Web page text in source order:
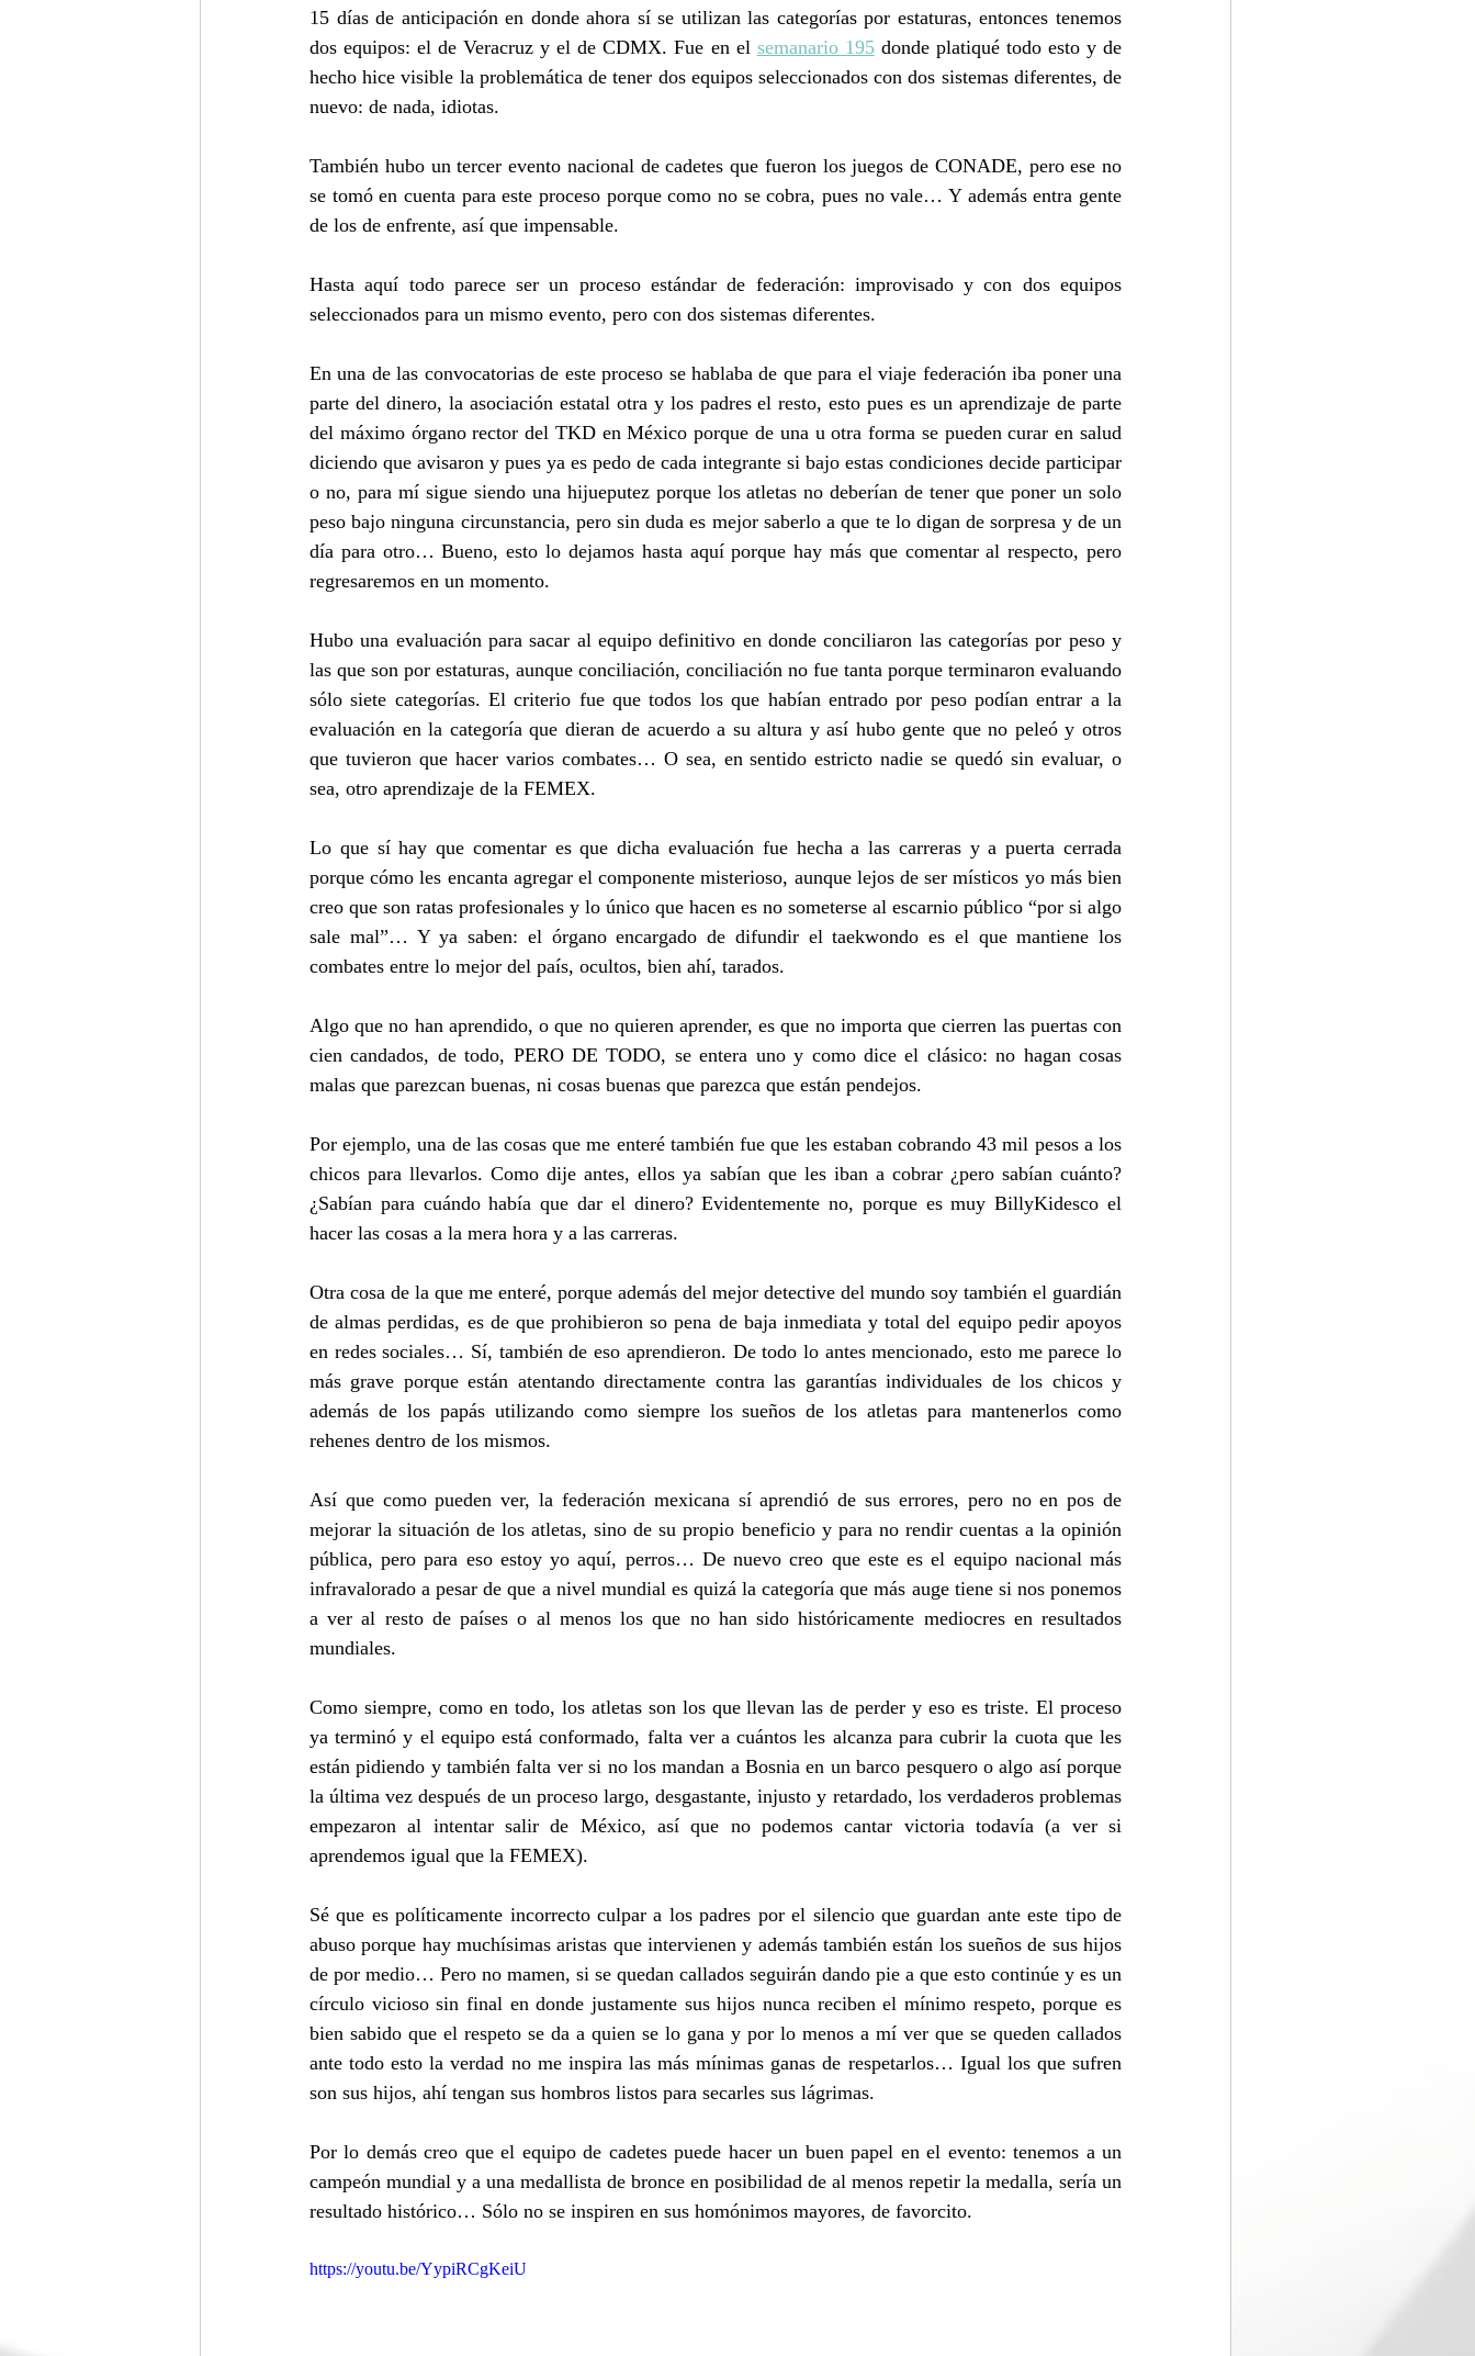
15 días de anticipación en donde ahora sí se utilizan las categorías por estaturas, entonces tenemos
dos equipos: el de Veracruz y el de CDMX. Fue en el semanario 195 donde platiqué todo esto y de
hecho hice visible la problemática de tener dos equipos seleccionados con dos sistemas diferentes, de
nuevo: de nada, idiotas.
También hubo un tercer evento nacional de cadetes que fueron los juegos de CONADE, pero ese no
se tomó en cuenta para este proceso porque como no se cobra, pues no vale… Y además entra gente
de los de enfrente, así que impensable.
Hasta aquí todo parece ser un proceso estándar de federación: improvisado y con dos equipos
seleccionados para un mismo evento, pero con dos sistemas diferentes.
En una de las convocatorias de este proceso se hablaba de que para el viaje federación iba poner una
parte del dinero, la asociación estatal otra y los padres el resto, esto pues es un aprendizaje de parte
del máximo órgano rector del TKD en México porque de una u otra forma se pueden curar en salud
diciendo que avisaron y pues ya es pedo de cada integrante si bajo estas condiciones decide participar
o no, para mí sigue siendo una hijueputez porque los atletas no deberían de tener que poner un solo
peso bajo ninguna circunstancia, pero sin duda es mejor saberlo a que te lo digan de sorpresa y de un
día para otro… Bueno, esto lo dejamos hasta aquí porque hay más que comentar al respecto, pero
regresaremos en un momento.
Hubo una evaluación para sacar al equipo definitivo en donde conciliaron las categorías por peso y
las que son por estaturas, aunque conciliación, conciliación no fue tanta porque terminaron evaluando
sólo siete categorías. El criterio fue que todos los que habían entrado por peso podían entrar a la
evaluación en la categoría que dieran de acuerdo a su altura y así hubo gente que no peleó y otros
que tuvieron que hacer varios combates… O sea, en sentido estricto nadie se quedó sin evaluar, o
sea, otro aprendizaje de la FEMEX.
Lo que sí hay que comentar es que dicha evaluación fue hecha a las carreras y a puerta cerrada
porque cómo les encanta agregar el componente misterioso, aunque lejos de ser místicos yo más bien
creo que son ratas profesionales y lo único que hacen es no someterse al escarnio público “por si algo
sale mal”… Y ya saben: el órgano encargado de difundir el taekwondo es el que mantiene los
combates entre lo mejor del país, ocultos, bien ahí, tarados.
Algo que no han aprendido, o que no quieren aprender, es que no importa que cierren las puertas con
cien candados, de todo, PERO DE TODO, se entera uno y como dice el clásico: no hagan cosas
malas que parezcan buenas, ni cosas buenas que parezca que están pendejos.
Por ejemplo, una de las cosas que me enteré también fue que les estaban cobrando 43 mil pesos a los
chicos para llevarlos. Como dije antes, ellos ya sabían que les iban a cobrar ¿pero sabían cuánto?
¿Sabían para cuándo había que dar el dinero? Evidentemente no, porque es muy BillyKidesco el
hacer las cosas a la mera hora y a las carreras.
Otra cosa de la que me enteré, porque además del mejor detective del mundo soy también el guardián
de almas perdidas, es de que prohibieron so pena de baja inmediata y total del equipo pedir apoyos
en redes sociales… Sí, también de eso aprendieron. De todo lo antes mencionado, esto me parece lo
más grave porque están atentando directamente contra las garantías individuales de los chicos y
además de los papás utilizando como siempre los sueños de los atletas para mantenerlos como
rehenes dentro de los mismos.
Así que como pueden ver, la federación mexicana sí aprendió de sus errores, pero no en pos de
mejorar la situación de los atletas, sino de su propio beneficio y para no rendir cuentas a la opinión
pública, pero para eso estoy yo aquí, perros… De nuevo creo que este es el equipo nacional más
infravalorado a pesar de que a nivel mundial es quizá la categoría que más auge tiene si nos ponemos
a ver al resto de países o al menos los que no han sido históricamente mediocres en resultados
mundiales.
Como siempre, como en todo, los atletas son los que llevan las de perder y eso es triste. El proceso
ya terminó y el equipo está conformado, falta ver a cuántos les alcanza para cubrir la cuota que les
están pidiendo y también falta ver si no los mandan a Bosnia en un barco pesquero o algo así porque
la última vez después de un proceso largo, desgastante, injusto y retardado, los verdaderos problemas
empezaron al intentar salir de México, así que no podemos cantar victoria todavía (a ver si
aprendemos igual que la FEMEX).
Sé que es políticamente incorrecto culpar a los padres por el silencio que guardan ante este tipo de
abuso porque hay muchísimas aristas que intervienen y además también están los sueños de sus hijos
de por medio… Pero no mamen, si se quedan callados seguirán dando pie a que esto continúe y es un
círculo vicioso sin final en donde justamente sus hijos nunca reciben el mínimo respeto, porque es
bien sabido que el respeto se da a quien se lo gana y por lo menos a mí ver que se queden callados
ante todo esto la verdad no me inspira las más mínimas ganas de respetarlos… Igual los que sufren
son sus hijos, ahí tengan sus hombros listos para secarles sus lágrimas.
Por lo demás creo que el equipo de cadetes puede hacer un buen papel en el evento: tenemos a un
campeón mundial y a una medallista de bronce en posibilidad de al menos repetir la medalla, sería un
resultado histórico… Sólo no se inspiren en sus homónimos mayores, de favorcito.
https://youtu.be/YypiRCgKeiU